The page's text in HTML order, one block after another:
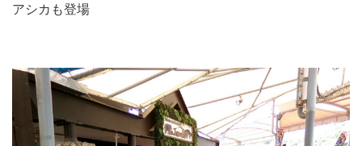
アシカも登場